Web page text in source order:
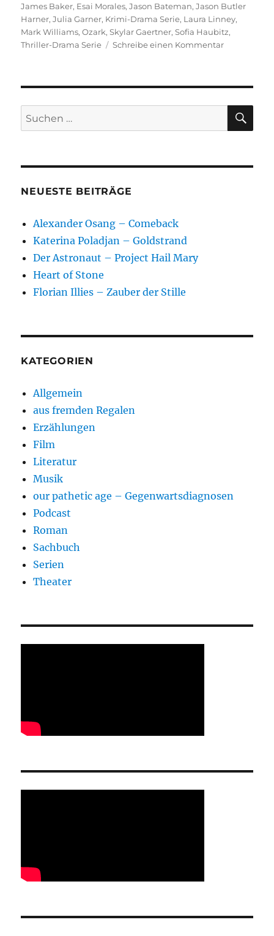
am
James Baker, Esai Morales,Jason Bateman,Jason Butler
Harner,Julia Garner, Krimi-Drama Serie, Laura Linney,
Mark Williams,Ozark,Skylar Gaertner,Sofia Haubitz,
Thriller-Drama Serie
Schreibe einen Kommentarzu
Suchen
nach:
NEUESTE BEITRÄGE
Alexander Osang – Comeback
Katerina Poladjan – Goldstrand
Der Astronaut – Project Hail Mary
Heart of Stone
Florian Illies – Zauber der Stille
KATEGORIEN
Allgemein
aus fremden Regalen
Erzählungen
Film
Literatur
Musik
our pathetic age – Gegenwartsdiagnosen
Podcast
Roman
Sachbuch
Serien
Theater